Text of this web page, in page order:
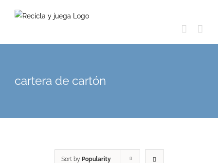
cartera de cartón
Sort by Popularity